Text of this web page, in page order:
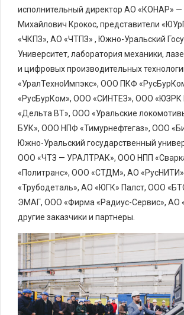
исполнительный директор АО «КОНАР» —
Михайлович Крокос, представители
«ЧКПЗ», АО «ЧТПЗ» , Южно-Уральский
Университет, лаборатория механики,
и цифровых производительных
«УралТехноИмпэкс», ООО ПКФ
«РусБурКом», ООО «СИНТЕЗ», ООО
«Дельта ВТ», ООО «Уральские
БУК», ООО НПФ «Тимурнефтегаз», ООО
Южно-Уральский государственный
ООО «ЧТЗ — УРАЛТРАК», ООО НПП
«Политранс», ООО «СТДМ», АО
«Трубодеталь», АО «ЮГК» Палст, ООО
ЭМАГ, ООО «Фирма «Радиус-Сервис», АО
другие заказчики и партнеры.